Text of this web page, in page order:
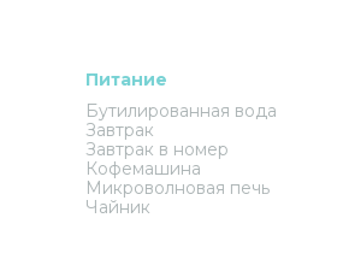
Питание
Бутилированная вода
Завтрак
Завтрак в номер
Кофемашина
Микроволновая печь
Чайник